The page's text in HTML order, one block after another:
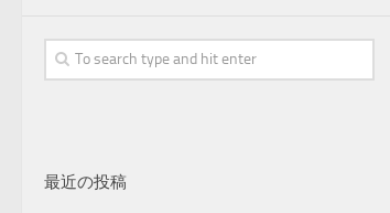
最近の投稿